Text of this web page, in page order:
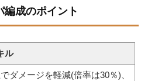
編成のポイント
ル
ダメージを軽減(倍率は30％)、